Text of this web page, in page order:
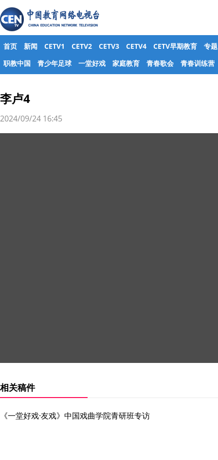
首页 新闻 CETV1 CETV2 CETV3 CETV4 CETV早期教育
专题
职教中国
青少年足球 一堂好戏 家庭教育 青春歌会 青春训练营
李卢4
2024/09/24 16:45
相关稿件
《一堂好戏·友戏》中国戏曲学院青研班专访